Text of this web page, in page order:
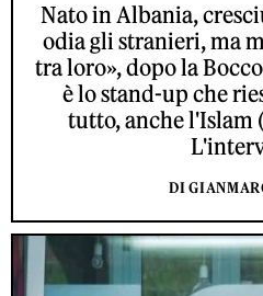
Nato in Albania,
odia gli stranieri, ma
tra loro», dopo la
è lo stand-up che
tutto, anche l'Islam
DI